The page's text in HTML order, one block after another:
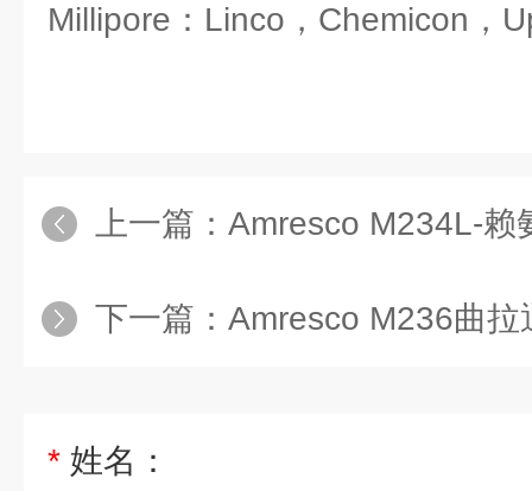
Millipore：Linco，Chemicon，
上一篇： Amresco M234L-赖
下一篇： Amresco M236曲拉
* 姓名：